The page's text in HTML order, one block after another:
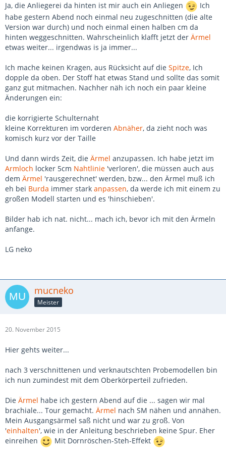
Ja, die Anliegerei da hinten ist mir auch ein Anliegen
Ich
habe gestern Abend noch einmal neu zugeschnitten (die alte
Version war durch) und noch einmal einen halben cm da
hinten weggeschnitten. Wahrscheinlich klafft jetzt der Ärmel
etwas weiter... irgendwas is ja immer...
Ich mache keinen Kragen, aus Rücksicht auf die Spitze, Ich
dopple da oben. Der Stoff hat etwas Stand und sollte das somit
ganz gut mitmachen. Nachher näh ich noch ein paar kleine
Änderungen ein:
die korrigierte Schulternaht
kleine Korrekturen im vorderen Abnäher, da zieht noch was
komisch kurz vor der Taille
Und dann wirds Zeit, die Ärmel anzupassen. Ich habe jetzt im
Armloch locker 5cm Nahtlinie 'verloren', die müssen auch aus
dem Ärmel 'rausgerechnet' werden, bzw... den Ärmel muß ich
eh bei Burda immer stark anpassen, da werde ich mit einem zu
großen Modell starten und es 'hinschieben'.
Bilder hab ich nat. nicht... mach ich, bevor ich mit den Ärmeln
anfange.
LG neko
mucneko
Meister
20. November 2015
Hier gehts weiter...
nach 3 verschnittenen und verknautschten Probemodellen bin
ich nun zumindest mit dem Oberkörperteil zufrieden.
Die Ärmel habe ich gestern Abend auf die ... sagen wir mal
brachiale... Tour gemacht. Ärmel nach SM nähen und annähen.
Mein Ausgangsärmel saß nicht und war zu groß. Von
'einhalten', wie in der Anleitung beschrieben keine Spur. Eher
einreihen
Mit Dornröschen-Steh-Effekt